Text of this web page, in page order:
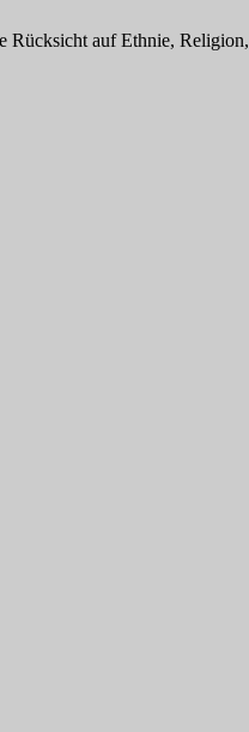
auf Ethnie,